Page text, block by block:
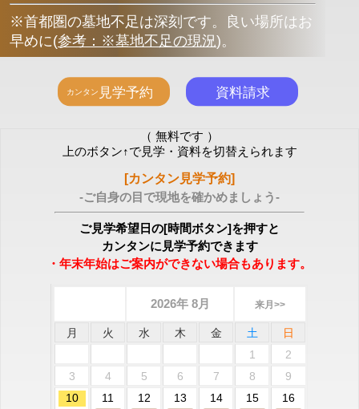
※首都圏の墓地不足は深刻です。良い場所はお
早めに(参考：※墓地不足の現況)。
（ 無料です ）
上のボタン↑で見学・資料を切替えられます
[カンタン見学予約]
-ご自身の目で現地を確かめましょう-
ご見学希望日の[時間ボタン]を押すと
カンタンに見学予約できます
・年末年始はご案内ができない場合もあります。
2026年 8月 来月>>
月 火 水 木 金 土
日
1
2
3
4 5 6 7 8
9
10
11 12 13 14 15 16